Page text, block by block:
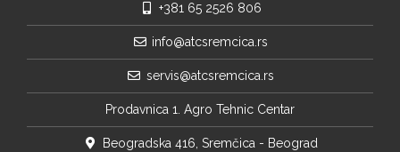
+381 65 2526 806
info@atcsremcica.rs
servis@atcsremcica.rs
Prodavnica 1. Agro Tehnic Centar
Beogradska 416, Sremčica - Beograd